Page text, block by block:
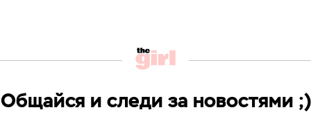
Общайся и следи за новостями ;)